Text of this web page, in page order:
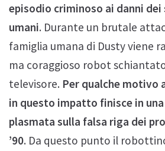
episodio criminoso ai danni dei
umani. Durante un brutale
famiglia umana di Dusty viene
ma coraggioso robot
televisore. Per qualche motivo
in questo impatto finisce in
plasmata sulla falsa riga dei
’90. Da questo punto il